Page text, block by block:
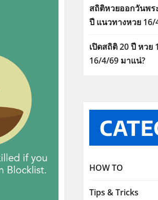
สถิติหวยออกวันพร
ปี แนวทางหวย 16/
เปิดสถิติ 20 ปี หวย
16/4/69 มาแน่?
HOW TO
Tips & Tricks